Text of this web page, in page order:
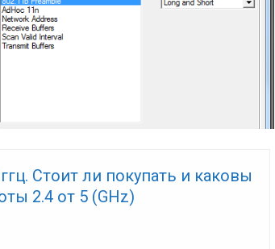
Стоит ли покупать и каковы
2.4 от 5 (GHz)